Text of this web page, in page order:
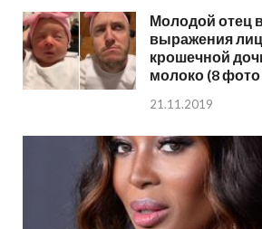
Молодой отец
выражения
крошечной
молоко (8 фото
21.11.2019